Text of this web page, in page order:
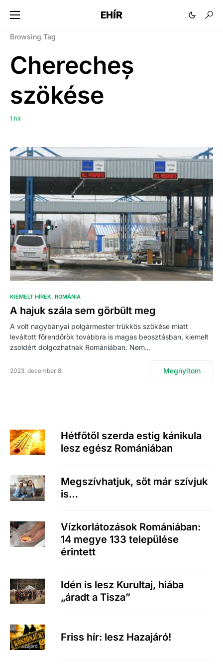
EHÍR
Browsing Tag
Cherecheș
szökése
1 hír
KIEMELT HÍREK ROMÁNIA
A hajuk szála sem görbült meg
A volt nagybányai polgármester trükkös szökése miatt
leváltott főrendőrök továbbra is magas beosztásban, kiemelt
zsoldért dolgozhatnak Romániában. Nem…
2023. december 8. Megnyitom
Hétfőtől szerda estig kánikula
lesz egész Romániában
Megszívhatjuk, sőt már szívjuk
is…
Vízkorlátozások Romániában:
14 megye 133 települése
érintett
Idén is lesz Kurultaj, hiába
„áradt a Tisza”
Friss hír: lesz Hazajáró!